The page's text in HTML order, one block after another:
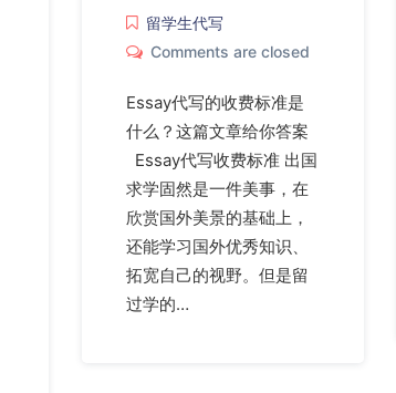
留学生代写
Comments are closed
Essay代写的收费标准是
什么？这篇文章给你答案
Essay代写收费标准 出国
求学固然是一件美事，在
欣赏国外美景的基础上，
还能学习国外优秀知识、
拓宽自己的视野。但是留
过学的…